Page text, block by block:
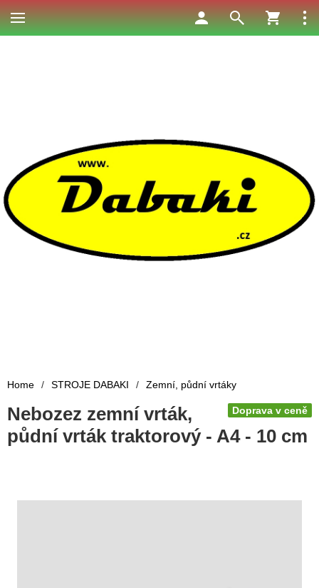
Home / STROJE DABAKI / Zemní, půdní vrtáky
Doprava v ceně
Nebozez zemní vrták,
půdní vrták traktorový - A4 - 10 cm